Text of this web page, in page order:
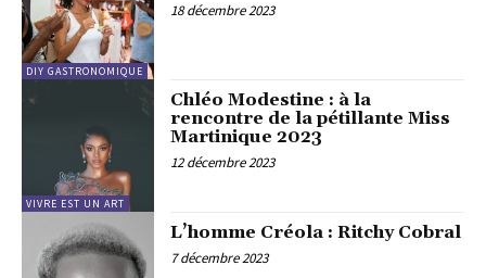
DIY GASTRONOMIQUE
18 décembre 2023
VIVRE EST UN ART
Chléo Modestine : à la
rencontre de la pétillante Miss
Martinique 2023
12 décembre 2023
L’homme Créola : Ritchy Cobral
7 décembre 2023